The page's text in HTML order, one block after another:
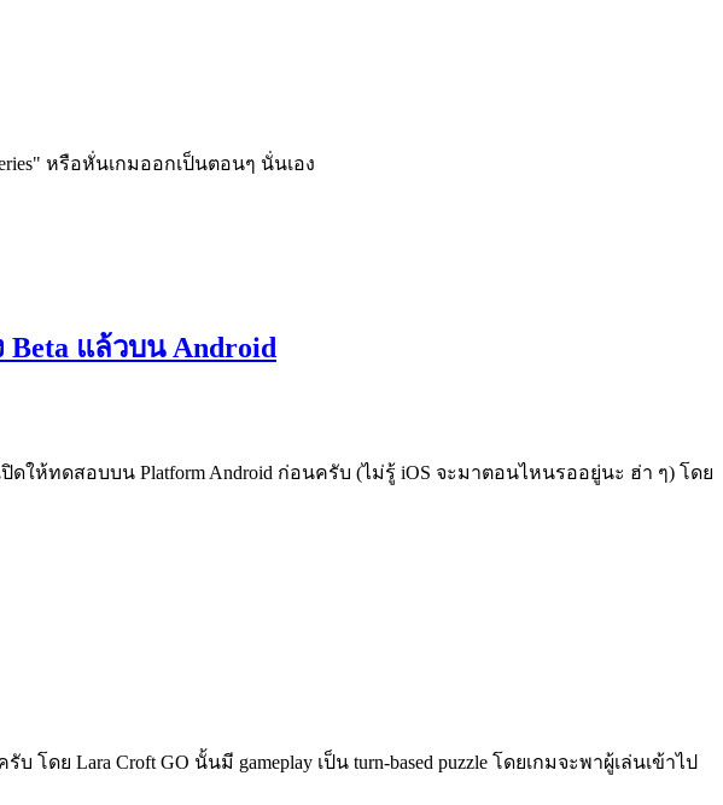
หรือหั่นเกมออกเป็นตอนๆ นั่นเอง
Beta แล้วบน Android
ปิดให้ทดสอบบน Platform Android ก่อนครับ (ไม่รู้ iOS จะมาตอนไหนรออยู่นะ ฮ่า ๆ) โดย
ดย Lara Croft GO นั้นมี gameplay เป็น turn-based puzzle โดยเกมจะพาผู้เล่นเข้าไป